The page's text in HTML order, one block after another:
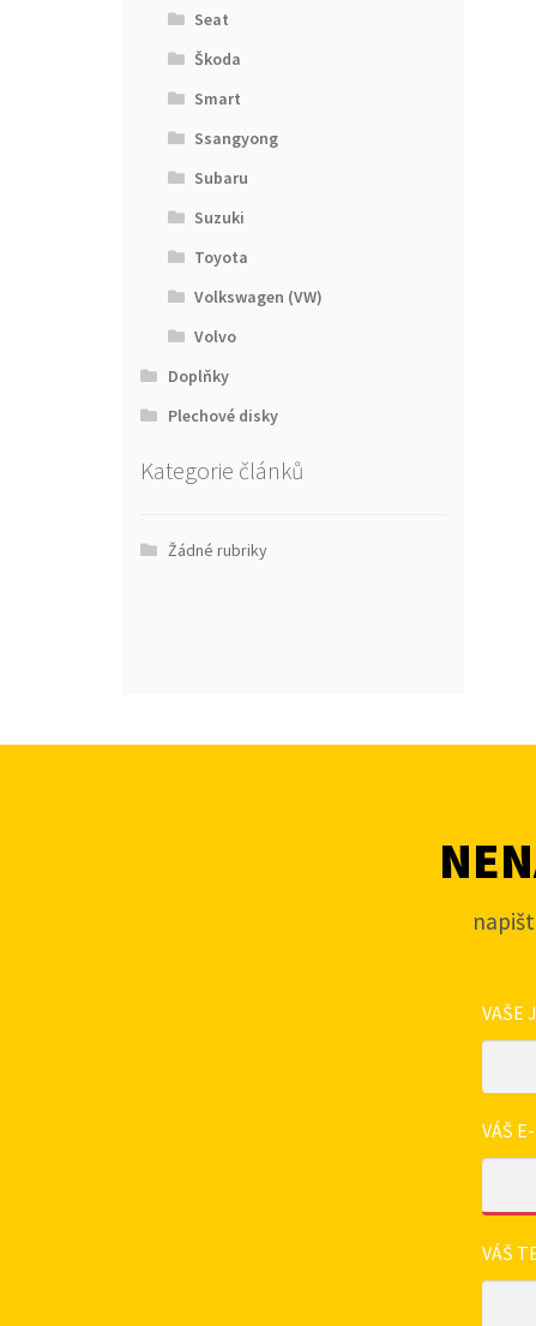
Seat
Škoda
Smart
Ssangyong
Subaru
Suzuki
Toyota
Volkswagen (VW)
Volvo
Doplňky
Plechové disky
Kategorie článků
Žádné rubriky
VAŠE
VÁŠ
VÁŠ